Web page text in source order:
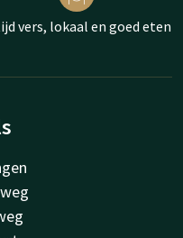
vers, lokaal en goed eten